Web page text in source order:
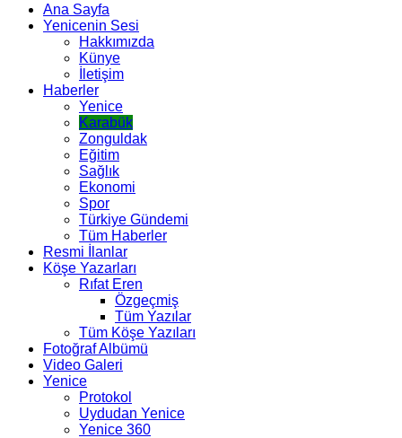
Ana Sayfa
Yenicenin Sesi
Hakkımızda
Künye
İletişim
Haberler
Yenice
Karabük
Zonguldak
Eğitim
Sağlık
Ekonomi
Spor
Türkiye Gündemi
Tüm Haberler
Resmi İlanlar
Köşe Yazarları
Rıfat Eren
Özgeçmiş
Tüm Yazılar
Tüm Köşe Yazıları
Fotoğraf Albümü
Video Galeri
Yenice
Protokol
Uydudan Yenice
Yenice 360